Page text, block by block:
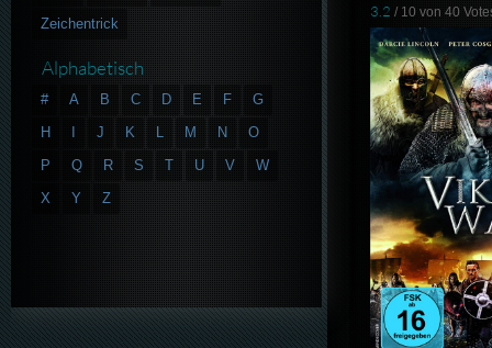
3.2 / 10 von40
Zeichentrick
Alphabetisch
# A B C D E F
G
H
J K L M N
O
P
Q R S T U V
W
X
Y Z